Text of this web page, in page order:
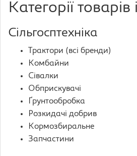
Категорії товарів
Сільгосптехніка
Трактори (всі бренди)
Комбайни
Сівалки
Обприскувачі
Ґрунтообробка
Розкидачі добрив
Кормозбиральне
Запчастини